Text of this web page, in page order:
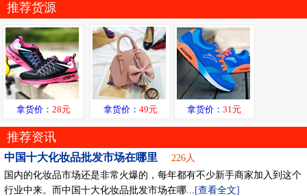
推荐货源
拿货价： 28元 拿货价： 49元 拿货价：31元
推荐资讯
中国十大化妆品批发市场在哪里
226人
国内的化妆品市场还是非常火爆的，每年都有不少新手商家加入到这个
行业中来。而中国十大化妆品批发市场在哪...
[查看全文]